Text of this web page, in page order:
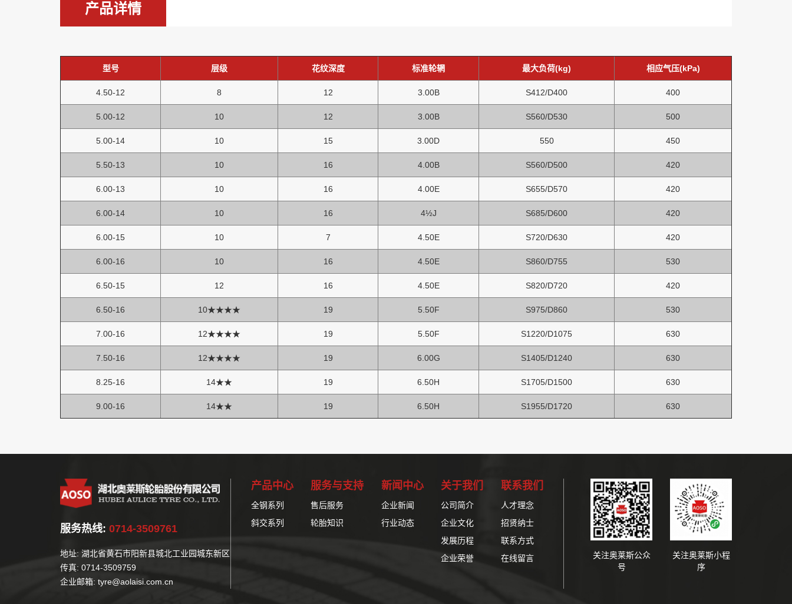
产品详情
型号 层级 花纹深度 标准轮辋 最大负荷(kg) 相应气压(kPa)
4.50-12 8 12 3.00B S412/D400 400
5.00-12 10 12 3.00B S560/D530 500
5.00-14 10 15 3.00D 550 450
5.50-13 10 16 4.00B S560/D500 420
6.00-13 10 16 4.00E S655/D570 420
6.00-14 10 16 4½J S685/D600 420
6.00-15 10 7 4.50E S720/D630 420
6.00-16 10 16 4.50E S860/D755 530
6.50-15 12 16 4.50E S820/D720 420
6.50-16 10★★★★ 19 5.50F S975/D860 530
7.00-16 12★★★★ 19 5.50F S1220/D1075 630
7.50-16 12★★★★ 19 6.00G S1405/D1240 630
8.25-16 14★★ 19 6.50H S1705/D1500 630
9.00-16 14★★ 19 6.50H S1955/D1720 630
服务热线: 0714-3509761
地址: 湖北省黄石市阳新县城北工业园城东新区
传真: 0714-3509759
企业邮箱: tyre@aolaisi.com.cn
产品中心
全钢系列
斜交系列
服务与支持
售后服务
轮胎知识
新闻中心
企业新闻
行业动态
关于我们
公司简介
企业文化
发展历程
企业荣誉
联系我们
人才理念
招贤纳士
联系方式
在线留言
关注奥莱斯公众
号
关注奥莱斯小程
序